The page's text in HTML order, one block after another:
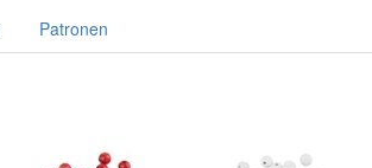
Patronen